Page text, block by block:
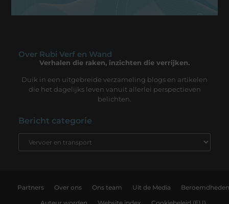
Over Rubi Verf en Wand
Verhalen die raken, inzichten die verrijken.
Duik in een uitgebreide verzameling blogs en artikelen
die het dagelijks leven vanuit allerlei perspectieven
belichten.
Bericht categorie
Partners Over ons Ons team Uit de Media Beroemdheden